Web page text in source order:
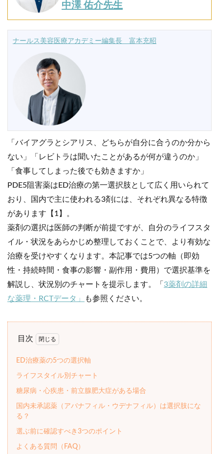
中澤 佑介先生
ナールス美容医療アカデミー編集長 富本充昭
「バイアグラとシアリス、どちらが自分に合うのか分から
ない」「レビトラは聞いたことがあるが何が違うのか」
「食事してしまった後でも効きますか」
PDE5阻害薬はED治療の第一選択肢として広く用いられて
おり、国内で主に使われる3剤には、それぞれ異なる特徴
があります【1】。
薬剤の選択は医師の判断が前提ですが、自分のライフスタ
イル・状況をあらかじめ整理しておくことで、より有効な
治療を受けやすくなります。本記事では5つの軸（即効
性・持続時間・食事の影響・副作用・費用）で選択基準を
解説し、状況別のチャートを提示します。「 3薬剤の詳細
な薬理・RCTデータ」
も参照ください。
目次
ED治療薬の5つの選択軸
ライフスタイル別チャート
糖尿病・心疾患・前立腺肥大症がある場合
国内未承認薬（アバナフィル・ウデナフィル）は選択肢にな
る？
選ぶ前に確認すべき3つのポイント
よくある質問（FAQ）